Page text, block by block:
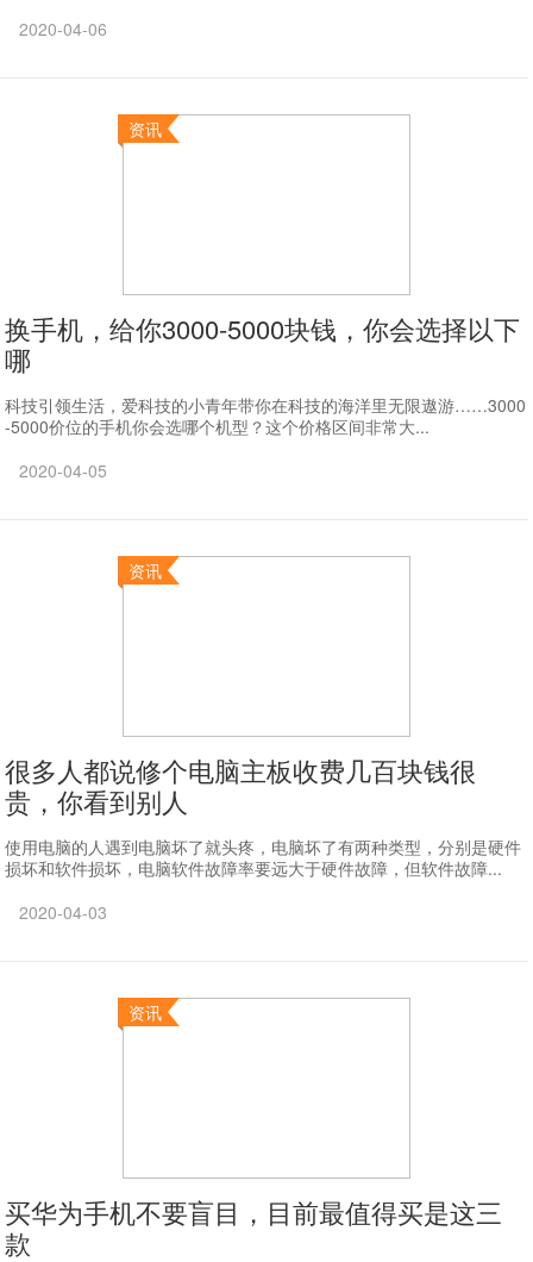
2020-04-06
资讯
换手机，给你3000-5000块钱，你会选择以下
哪
科技引领生活，爱科技的小青年带你在科技的海洋里无限遨游……3000
-5000价位的手机你会选哪个机型？这个价格区间非常大...
2020-04-05
资讯
很多人都说修个电脑主板收费几百块钱很
贵，你看到别人
使用电脑的人遇到电脑坏了就头疼，电脑坏了有两种类型，分别是硬件
损坏和软件损坏，电脑软件故障率要远大于硬件故障，但软件故障...
2020-04-03
资讯
买华为手机不要盲目，目前最值得买是这三
款